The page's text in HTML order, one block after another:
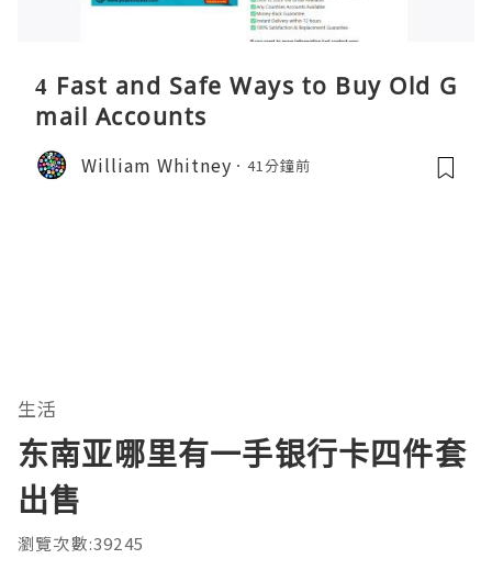
4 Fast and Safe Ways to Buy Old G
mail Accounts
William Whitney 41分鐘前
生活
东南亚哪里有一手银行卡四件套
出售
瀏覽次數:39245